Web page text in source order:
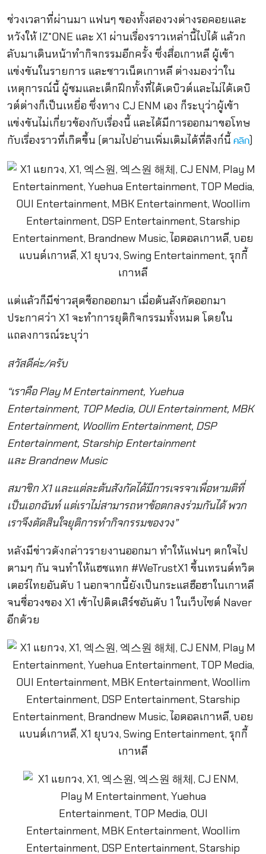
ช่วงเวลาที่ผ่านมา แฟนๆ ของทั้งสองวงต่างรอคอยและ
หวังให้ IZ*ONE และ X1 ผ่านเรื่องราวเหล่านี้ไปได้ แล้วก
ลับมาเดินหน้าทำกิจกรรมอีกครั้ง ซึ่งสื่อเกาหลี ผู้เข้า
แข่งขันในรายการ และชาวเน็ตเกาหลี ต่างมองว่าใน
เหตุการณ์นี้ ผู้ชมและเด็กฝึกทั้งที่ได้เดบิวต์และไม่ได้เดบิ
วต์ต่างก็เป็นเหยื่อ ซึ่งทาง CJ ENM เอง ก็ระบุว่าผู้เข้า
แข่งขันไม่เกี่ยวข้องกับเรื่องนี้ และได้มีการออกมาขอโทษ
กับเรื่องราวที่เกิดขึ้น (ตามไปอ่านเพิ่มเติมได้ที่ลิงก์นี้ คลิก)
แต่แล้วก็มีข่าวสุดช็อกออกมา เมื่อต้นสังกัดออกมา
ประกาศว่า X1 จะทำการยุติกิจกรรมทั้งหมด โดยใน
แถลงการณ์ระบุว่า
สวัสดีค่ะ/ครับ
“เราคือ Play M Entertainment, Yuehua
Entertainment, TOP Media, OUI Entertainment, MBK
Entertainment, Woollim Entertainment, DSP
Entertainment, Starship Entertainment
และBrandnew Music
สมาชิก X1 และแต่ละต้นสังกัดได้มีการเจรจาเพื่อหามติที่
เป็นเอกฉันท์ แต่เราไม่สามารถหาข้อตกลงร่วมกันได้ พวก
เราจึงตัดสินใจยุติการทำกิจกรรมของวง”
หลังมีข่าวดังกล่าวรายงานออกมา ทำให้แฟนๆ ตกใจไป
ตามๆ กัน จนทำให้แฮชแทก #WeTrustX1 ขึ้นเทรนด์ทวิต
เตอร์ไทยอันดับ 1 นอกจากนี้ยังเป็นกระแสฮือฮาในเกาหลี
จนชื่อวงของ X1 เข้าไปติดเสิร์ชอันดับ 1 ในเว็บไซต์ Naver
อีกด้วย